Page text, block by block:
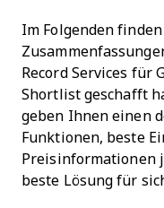
Im Folgenden
Record Services für
Shortlist geschafft
geben Ihnen einen
Funktionen, beste
Preisinformationen
beste Lösung für